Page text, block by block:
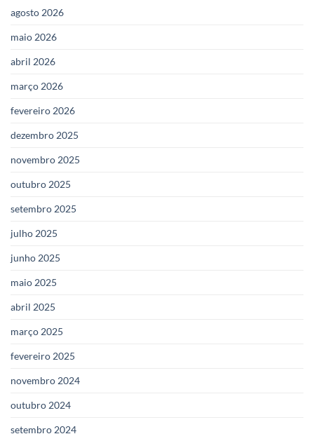
agosto 2026
maio 2026
abril 2026
março 2026
fevereiro 2026
dezembro 2025
novembro 2025
outubro 2025
setembro 2025
julho 2025
junho 2025
maio 2025
abril 2025
março 2025
fevereiro 2025
novembro 2024
outubro 2024
setembro 2024